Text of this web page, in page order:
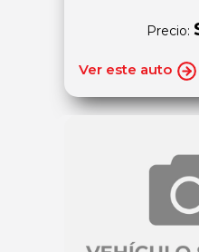
Precio:
Ver este auto